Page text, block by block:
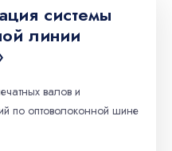
системы
линии
валов и
по оптоволоконной шине